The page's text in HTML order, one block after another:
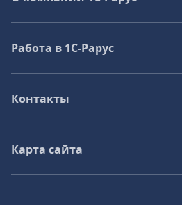
Работа в 1С‑Рарус
Контакты
Карта сайта